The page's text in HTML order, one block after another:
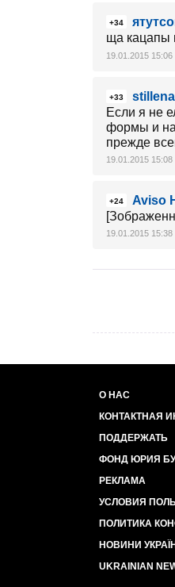
+34
ща кацапы
19.01.2015 15:06
+33
Если я не
формы и
прежде
19.01.2015 15:08
+24
Aviso
19.01.2015 15:38
О НАС
КОНТАКТНАЯ
ПОДДЕРЖАТЬ
ФОНД ЮРИЯ
РЕКЛАМА
УСЛОВИЯ
ПОЛИТИКА
НОВИНИ
UKRAINIAN